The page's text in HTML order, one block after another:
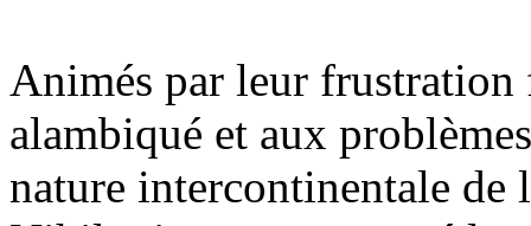
Animés par leur frustration
alambiqué et aux
nature intercontinentale de